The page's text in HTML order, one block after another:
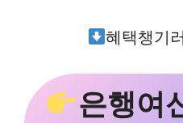
혜택챙기
은행여